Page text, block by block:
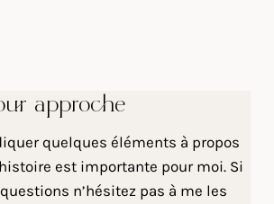
approche
quelques éléments à propos
est importante pour moi. Si
n’hésitez pas à me les